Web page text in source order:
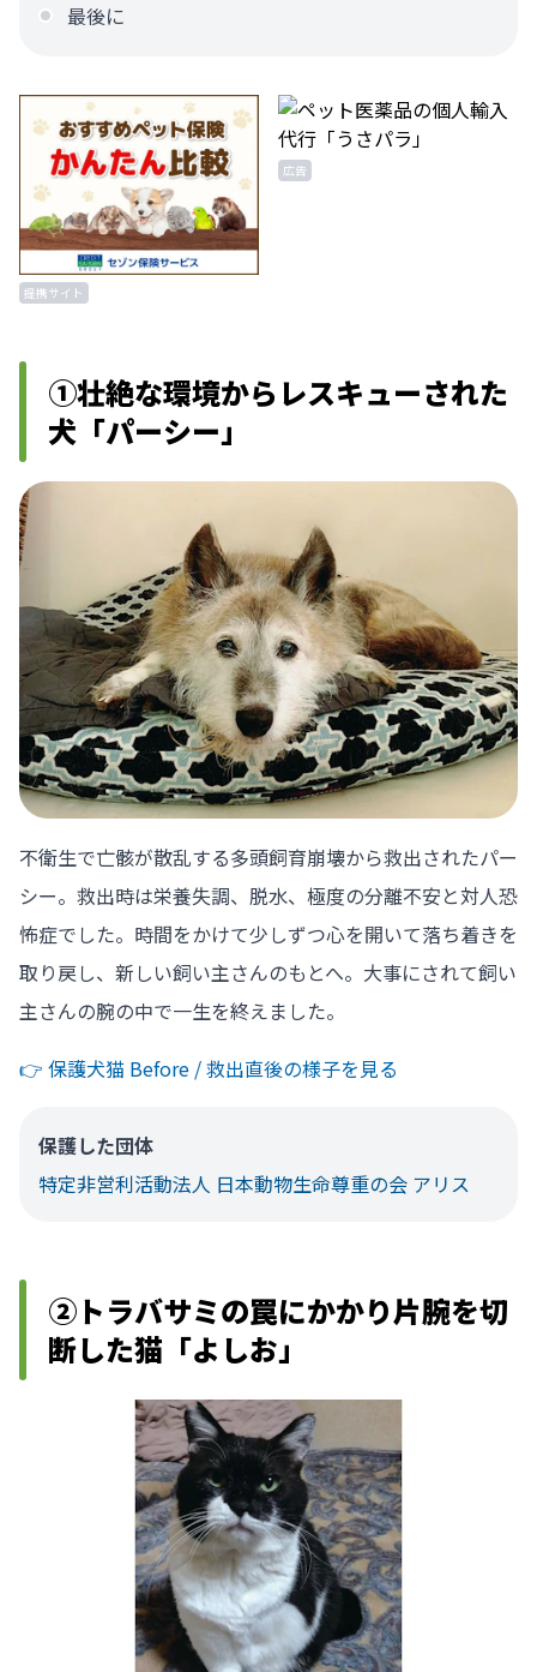
最後に
提携サイト
広告
①壮絶な環境からレスキューされた
犬「パーシー」
不衛生で亡骸が散乱する多頭飼育崩壊から救出されたパー
シー。救出時は栄養失調、脱水、極度の分離不安と対人恐
怖症でした。時間をかけて少しずつ心を開いて落ち着きを
取り戻し、新しい飼い主さんのもとへ。大事にされて飼い
主さんの腕の中で一生を終えました。
👉️ 保護犬猫 Before / 救出直後の様子を見る
保護した団体
特定非営利活動法人 日本動物生命尊重の会 アリス
②トラバサミの罠にかかり片腕を切
断した猫「よしお」